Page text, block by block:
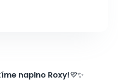
naplno Roxy!💜✨